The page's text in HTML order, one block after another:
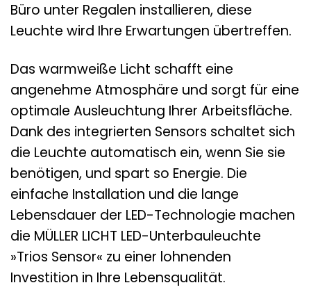
Büro unter Regalen installieren, diese
Leuchte wird Ihre Erwartungen übertreffen.
Das warmweiße Licht schafft eine
angenehme Atmosphäre und sorgt für eine
optimale Ausleuchtung Ihrer Arbeitsfläche.
Dank des integrierten Sensors schaltet sich
die Leuchte automatisch ein, wenn Sie sie
benötigen, und spart so Energie. Die
einfache Installation und die lange
Lebensdauer der LED-Technologie machen
die MÜLLER LICHT LED-Unterbauleuchte
»Trios Sensor« zu einer lohnenden
Investition in Ihre Lebensqualität.